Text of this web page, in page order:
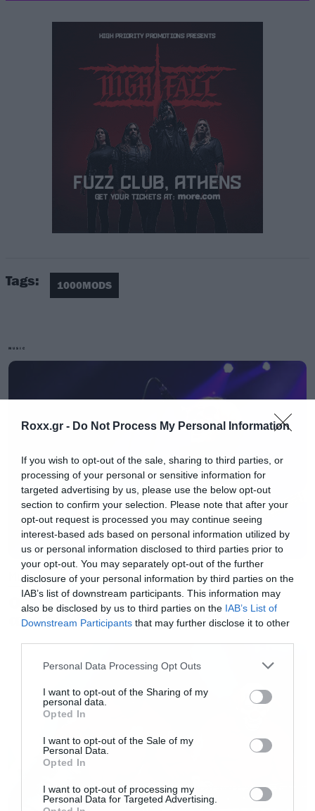
Roxx.gr - Do Not Process My Personal Information
If you wish to opt-out of the sale, sharing to third parties, or
processing of your personal or sensitive information for
targeted advertising by us, please use the below opt-out
section to confirm your selection. Please note that after your
opt-out request is processed you may continue seeing
interest-based ads based on personal information utilized by
us or personal information disclosed to third parties prior to
your opt-out. You may separately opt-out of the further
disclosure of your personal information by third parties on the
IAB’s list of downstream participants. This information may
also be disclosed by us to third parties on the IAB’s List of
Downstream Participants that may further disclose it to other
Please note that this website/app uses one or more Google
not limited to your visit or usage behaviour. You may click to
grant or deny consent to Google and its third-party tags to
use your data for below specified purposes in below Google
consent section.
Personal Data Processing Opt Outs
I want to opt-out of the Sharing of my
personal data.
Opted In
I want to opt-out of the Sale of my
Personal Data.
Opted In
I want to opt-out of processing my
Personal Data for Targeted Advertising.
Κοφτερά riffs, δύναμη, ιδρώτα, 9λεπτα
τραγούδια που κλείνουν το μάτι σε όσους τα
χαρακτηρίζουν αντι-ραδιοφωνικά, refrain
αισθητική. Σάββατο 21 Γενάρη λοιπόν, οι
1000mods παρουσιάζουν τον νέο τους δίσκο
στο Piraeus 117 Academy! Be there!
Special Guests:Naxatras
Οι πόρτες ανοίγουν:19:00
Naxatras on stage:20:30-21:15
1000mods on stage:21:30
Το ταμείο θα λειτουργήσει προς εξυπηρέτηση
του κοινού από τις 19:00
Προπώληση:
εξαντληθεί),
Μετά την εξάντληση τους η τιμή θα
Tags: 1000MODS
MUSIC
Music
Ο Glenn Hughes αποσύρθηκε
από τις ζωντανές εμφανίσεις